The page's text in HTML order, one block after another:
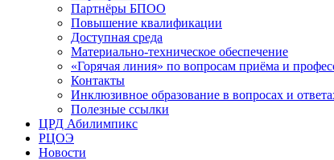
Партнёры БПОО
Повышение квалификации
Доступная среда
Материально-техническое обеспечение
«Горячая линия» по вопросам приёма и
Контакты
Инклюзивное образование в вопросах и
Полезные ссылки
ЦРД Абилимпикс
РЦОЭ
Новости